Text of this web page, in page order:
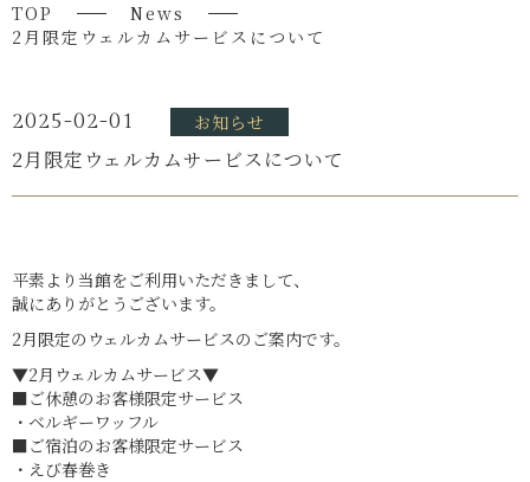
TOP
News
2月限定ウェルカムサービスについて
2025-02-01 お知らせ
2月限定ウェルカムサービスについて
平素より当館をご利用いただきまして、
誠にありがとうございます。
2月限定のウェルカムサービスのご案内です。
▼2月ウェルカムサービス▼
■ご休憩のお客様限定サービス
・ベルギーワッフル
■ご宿泊のお客様限定サービス
・えび春巻き